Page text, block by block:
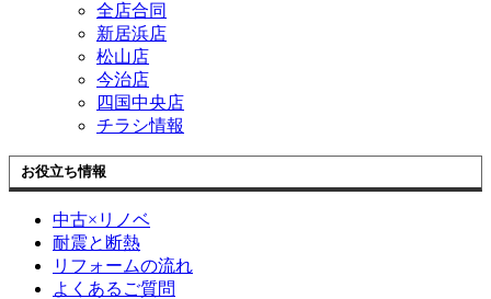
全店合同
新居浜店
松山店
今治店
四国中央店
チラシ情報
お役立ち情報
中古×リノベ
耐震と断熱
リフォームの流れ
よくあるご質問